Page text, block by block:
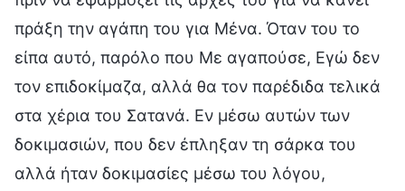
πράξη την αγάπη του για Μένα. Όταν του το
είπα αυτό, παρόλο που Με αγαπούσε, Εγώ δεν
τον επιδοκίμαζα, αλλά θα τον παρέδιδα τελικά
στα χέρια του Σατανά. Εν μέσω αυτών των
δοκιμασιών, που δεν έπληξαν τη σάρκα του
αλλά ήταν δοκιμασίες μέσω του λόγου,